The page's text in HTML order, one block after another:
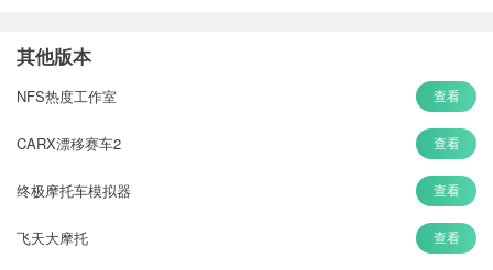
其他版本
NFS热度工作室 查看
CARX漂移赛车2 查看
终极摩托车模拟器 查看
飞天大摩托 查看